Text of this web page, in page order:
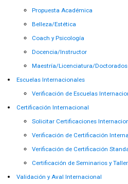
Propuesta Académica
Belleza/Estética
Coach y Psicología
Docencia/Instructor
Maestría/Licenciatura/Doctorados
Escuelas Internacionales
Verificación de Escuelas
Certificación Internacional
Solicitar Certificaciones
Verificación de Certificación
Verificación de Certificación
Certificación de Seminarios y
Validación y Aval Internacional